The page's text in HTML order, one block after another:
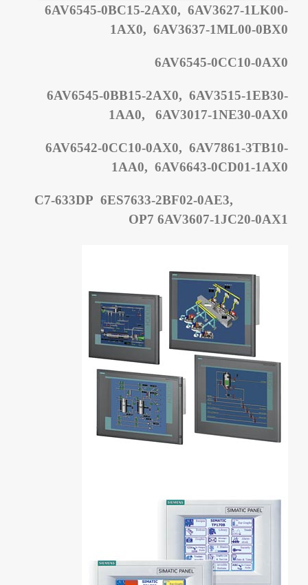
6AV6545-0BC15-2AX0, 6AV3627-1LK00-
1AX0, 6AV3637-1ML00-0BX0
6AV6545-0CC10-0AX0
6AV6545-0BB15-2AX0, 6AV3515-1EB30-
1AA0, 6AV3017-1NE30-0AX0
6AV6542-0CC10-0AX0, 6AV7861-3TB10-
1AA0, 6AV6643-0CD01-1AX0
C7-633DP 6ES7633-2BF02-0AE3,
OP7 6AV3607-1JC20-0AX1